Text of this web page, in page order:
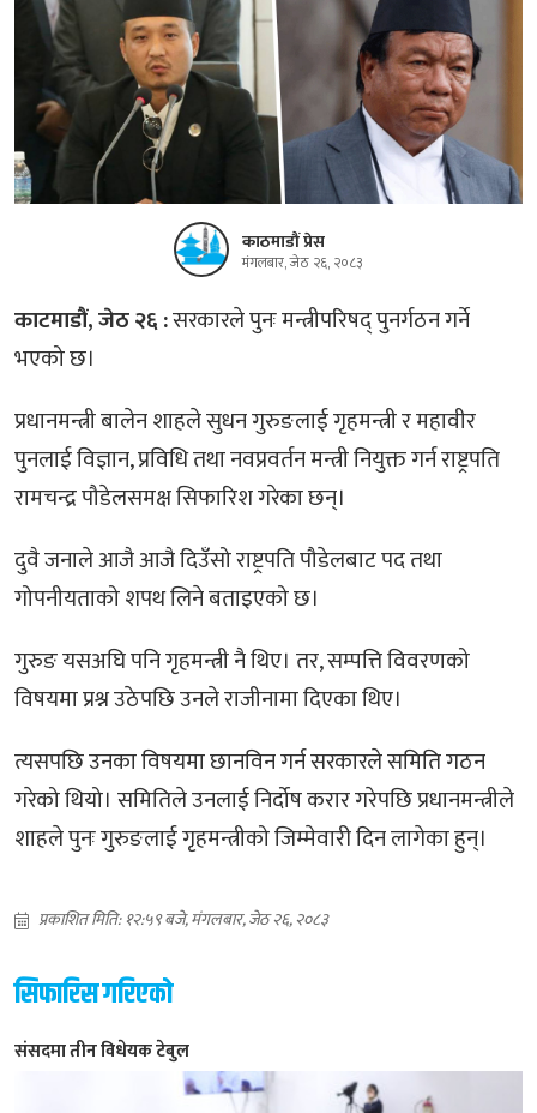
काठमाडौं प्रेस
मंगलबार, जेठ २६, २०८३
काटमाडौं, जेठ २६ :सरकारले पुनः मन्त्रीपरिषद् पुनर्गठन गर्ने
भएको छ।
प्रधानमन्त्री बालेन शाहले सुधन गुरुङलाई गृहमन्त्री र महावीर
पुनलाई विज्ञान, प्रविधि तथा नवप्रवर्तन मन्त्री नियुक्त गर्न राष्ट्रपति
रामचन्द्र पौडेलसमक्ष सिफारिश गरेका छन्।
‍दुवै जनाले आजै आजै दिउँसो राष्ट्रपति पौडेलबाट पद तथा
गोपनीयताको शपथ लिने बताइएको छ।
गुरुङ यसअघि पनि गृहमन्त्री नै थिए। तर, सम्पत्ति विवरणको
विषयमा प्रश्न उठेपछि उनले राजीनामा दिएका थिए।
त्यसपछि उनका विषयमा छानविन गर्न सरकारले समिति गठन
गरेको थियो। समितिले उनलाई निर्दोष करार गरेपछि प्रधानमन्त्रीले
शाहले पुनः गुरुङलाई गृहमन्त्रीको जिम्मेवारी दिन लागेका हुन्।
प्रकाशित मिति: १२:५९ बजे, मंगलबार, जेठ २६, २०८३
सिफारिस गरिएको
संसदमा तीन विधेयक टेबुल